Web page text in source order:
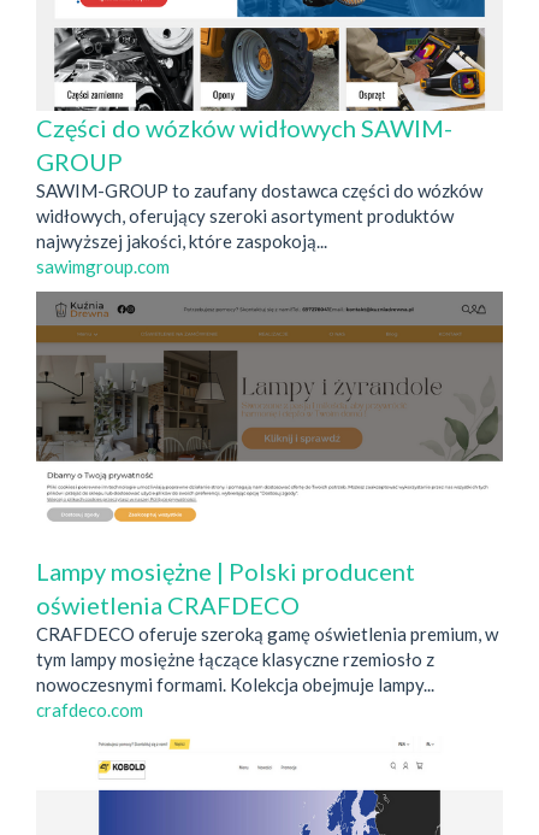
Części do wózków widłowych SAWIM-
GROUP
SAWIM-GROUP to zaufany dostawca części do wózków
widłowych, oferujący szeroki asortyment produktów
najwyższej jakości, które zaspokoją...
sawimgroup.com
Lampy mosiężne | Polski producent
oświetlenia CRAFDECO
CRAFDECO oferuje szeroką gamę oświetlenia premium, w
tym lampy mosiężne łączące klasyczne rzemiosło z
nowoczesnymi formami. Kolekcja obejmuje lampy...
crafdeco.com